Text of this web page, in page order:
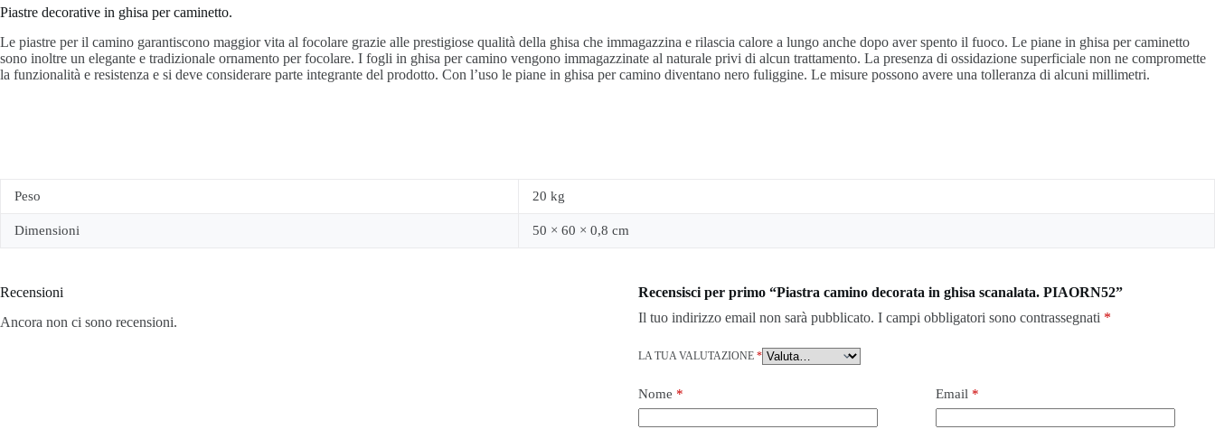
Piastre decorative in ghisa per caminetto.
Le piastre per il camino garantiscono maggior vita al focolare grazie alle prestigiose qualità della ghisa che immagazzina e rilascia calore a lungo anche dopo aver spento il fuoco. Le piane in ghisa per caminetto
sono inoltre un elegante e tradizionale ornamento per focolare. I fogli in ghisa per camino vengono immagazzinate al naturale privi di alcun trattamento. La presenza di ossidazione superficiale non ne compromette
la funzionalità e resistenza e si deve considerare parte integrante del prodotto. Con l’uso le piane in ghisa per camino diventano nero fuliggine. Le misure possono avere una tolleranza di alcuni millimetri.
Peso 20 kg
Dimensioni 50 × 60 × 0,8 cm
Recensioni
Ancora non ci sono recensioni.
Recensisci per primo “Piastra camino decorata in ghisa scanalata. PIAORN52”
Il tuo indirizzo email non sarà pubblicato. I campi obbligatori sono contrassegnati *
LA TUA VALUTAZIONE *
Nome * Email *